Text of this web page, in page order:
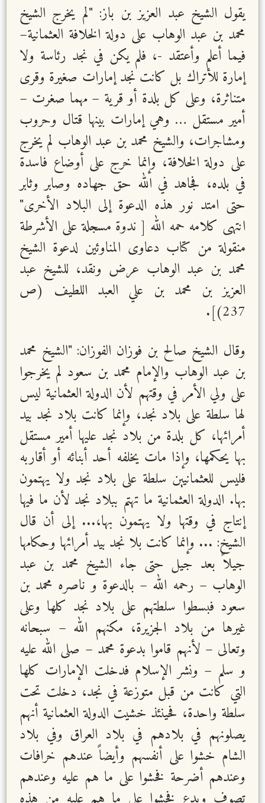
يقول الشيخ عبد العزيز بن باز: "لم يخرج الشيخ
محمد بن عبد الوهاب على دولة الخلافة العثمانية–
فيما أعلم وأعتقد -، فلم يكن في نجد رئاسة ولا
إمارة للأتراك بل كانت نجد إمارات صغيرة وقرى
متناثرة، وعلى كل بلدة أو قرية – مهما صغرت –
أمير مستقل … وهي إمارات بينها قتال وحروب
ومشاجرات، والشيخ محمد بن عبد الوهاب لم يخرج
على دولة الخلافة، وإنما خرج على أوضاع فاسدة
في بلده، فجاهد في الله حق جهاده وصابر وثابر
حتى امتد نور هذه الدعوة إلى البلاد الأخرى"
انتهى كلامه حمه الله [ ندوة مسجلة على الأشرطة
منقولة من كتاب دعاوى المناوئين لدعوة الشيخ
محمد بن عبد الوهاب عرض ونقد، للشيخ عبد
العزيز بن محمد بن علي العبد اللطيف (ص
237)].
وقال الشيخ صالح بن فوزان الفوزان: "الشيخ محمد
بن عبد الوهاب والإمام محمد بن سعود لم يخرجوا
على ولي الأمر في وقتهم لأن الدولة العثمانية ليس
لها سلطة على بلاد نجد، وإنما كانت بلاد نجد بيد
أمرائها، كل بلدة من بلاد نجد عليها أمير مستقل
بها يحكمها، وإذا مات يخلفه أحد أبنائه أو أقاربه
فليس للعثمانيين سلطة على بلاد نجد ولا يهتمون
بها. الدولة العثمانية ما تهتم ببلاد نجد لأن ما فيها
إنتاج في وقتها ولا يهتمون بها،... إلى أن قال
الشيخ: ... وإنما كانت بلا نجد بيد أمرائها وحكامها
جيلاً بعد جيل حتى جاء الشيخ محمد بن عبد
الوهاب – رحمه الله – بالدعوة و ناصره محمد بن
سعود فبسطوا سلطتهم على بلاد نجد كلها وعلى
غيرها من بلاد الجزيرة، مكنهم الله – سبحانه
وتعالى – لأنهم قاموا بدعوة محمد – صلى الله عليه
و سلم – ونشر الإسلام فدخلت الإمارات كلها
التي كانت من قبل متوزعة في نجد، دخلت تحت
سلطة واحدة، فحينئذ خشيت الدولة العثمانية أنهم
يصلونهم في بلادهم في بلاد العراق وفي بلاد
الشام خشوا على أنفسهم وأيضاً عندهم خرافات
وعندهم أضرحة فخشوا على ما هم عليه وعندهم